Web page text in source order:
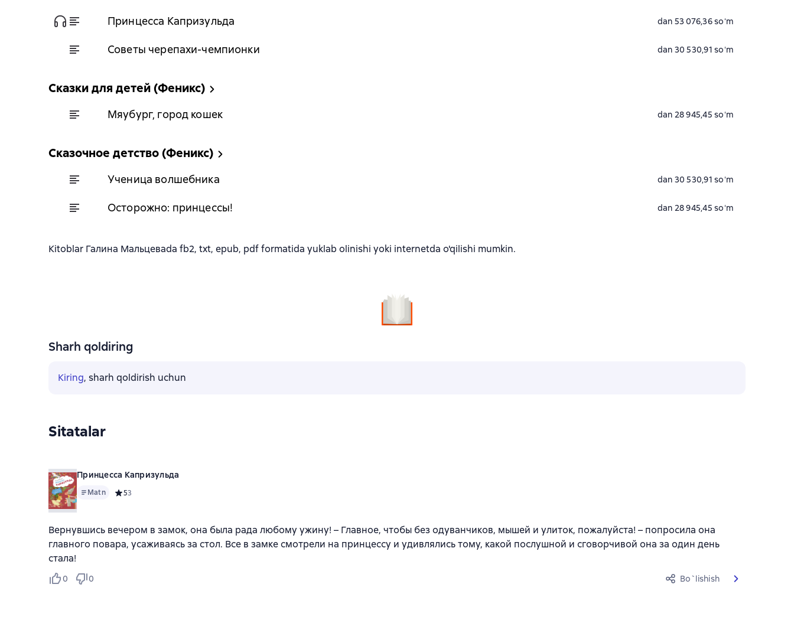
Принцесса Капризульда dan 53 076,36 soʻm
Советы черепахи-чемпионки dan 30 530,91 soʻm
Сказки для детей (Феникс)
Мяубург, город кошек dan 28 945,45 soʻm
Сказочное детство (Феникс)
Ученица волшебника dan 30 530,91 soʻm
Осторожно: принцессы! dan 28 945,45 soʻm
Kitoblar Галина Мальцеваda fb2, txt, epub, pdf formatida yuklab olinishi yoki internetda o'qilishi mumkin.
Sharh qoldiring
Kiring, sharh qoldirish uchun
Sitatalar
Принцесса Капризульда
Matn Средний рейтинг 5 на основе 3 оценок
53
Вернувшись вечером в замок, она была рада любому ужину! – Главное, чтобы без одуванчиков, мышей и улиток, пожалуйста! – попросила она
главного повара, усаживаясь за стол. Все в замке смотрели на принцессу и удивлялись тому, какой послушной и сговорчивой она за один день
стала!
0 0 Bo`lishish